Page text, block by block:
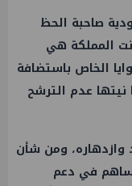
صاحبة الحظ
كأس العالم 2034، وكانت المملكة هي
الخاص باستضافة
نيتها عدم الترشح
وازدهاره، ومن شأن
يساهم في دعم